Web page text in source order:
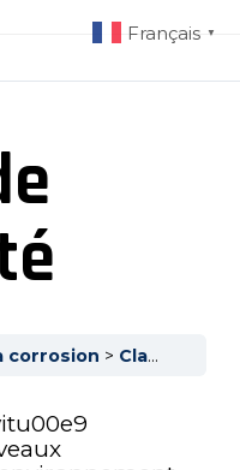
corrosion Classes de corrosivité
Français ▼